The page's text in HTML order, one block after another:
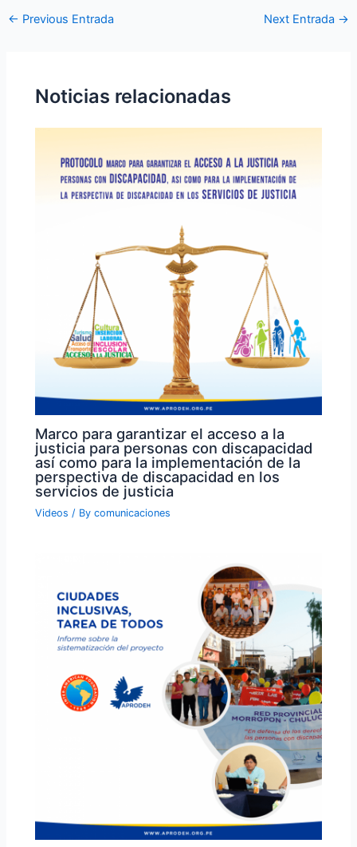
← Previous Entrada Next Entrada →
Noticias relacionadas
Marco para garantizar el acceso a la
justicia para personas con discapacidad
así como para la implementación de la
perspectiva de discapacidad en los
servicios de justicia
Videos / Bycomunicaciones